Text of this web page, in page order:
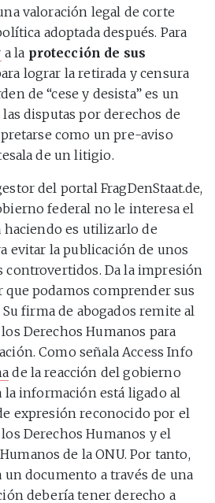
valoración legal de corte
adoptada después. Para
a la protección de sus
lograr la retirada y censura
de “cese y desista” es un
disputas por derechos de
como un pre-aviso
de un litigio.
del portal FragDenStaat.de,
federal no le interesa el
haciendo es utilizarlo de
evitar la publicación de unos
controvertidos. Da la impresión
que podamos comprender sus
firma de abogados remite al
Derechos Humanos para
Como señala Access Info
de la reacción del gobierno
la información está ligado al
expresión reconocido por el
Derechos Humanos y el
de la ONU. Por tanto,
un documento a través de una
debería tener derecho a